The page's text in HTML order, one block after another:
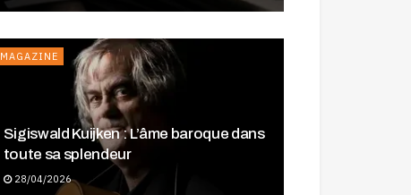
MAGAZINE
Sigiswald Kuijken : L’âme baroque dans
toute sa splendeur
28/04/2026